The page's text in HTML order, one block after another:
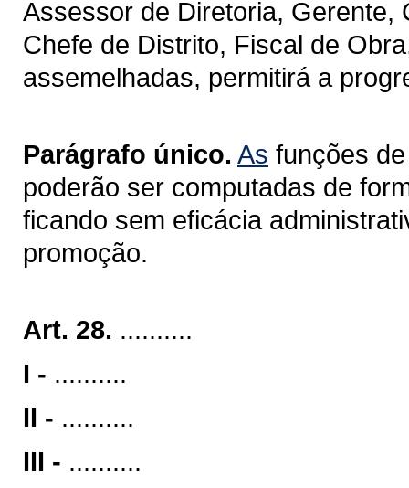
Assessor de Diretoria, Gerente,
Chefe de Distrito, Fiscal de
assemelhadas, permitirá a
Parágrafo único. As funções
poderão ser computadas de
ficando sem eficácia
promoção.
Art. 28. ..........
I - ..........
II - ..........
III - ..........